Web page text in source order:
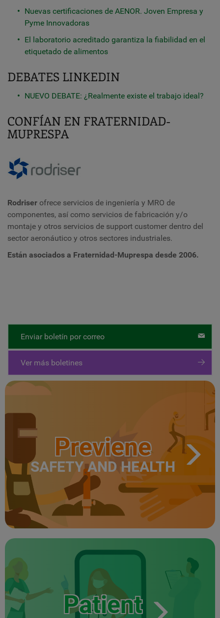
Nuevas certificaciones de AENOR. Joven Empresa y
Pyme Innovadoras
El laboratorio acreditado garantiza la fiabilidad en el
etiquetado de alimentos
DEBATES LINKEDIN
NUEVO DEBATE: ¿Realmente existe el trabajo ideal?
CONFÍAN EN FRATERNIDAD-
MUPRESPA
Rodriser ofrece servicios de ingeniería y MRO de
componentes, así como servicios de fabricación y/o
montaje y otros servicios de support customer dentro del
sector aeronáutico y otros sectores industriales.
Están asociados a Fraternidad-Muprespa desde 2006.
Enviar boletín por correo
Ver más boletines
Previene
SAFETY AND HEALTH
Patient